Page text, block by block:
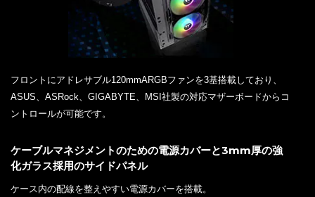
フロントにアドレサブル120mmARGBファンを3基搭載しており、
ASUS、ASRock、GIGABYTE、MSI社製の対応マザーボードからコ
ントロールが可能です。
ケーブルマネジメントのための電源カバーと3mm厚の強
化ガラス採用のサイドパネル
ケース内の配線を整えやすい電源カバーを搭載。